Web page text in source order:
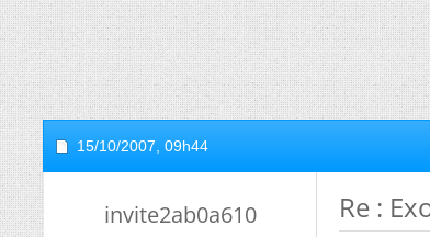
15/10/2007, 09h44
invite2ab0a610 Re :